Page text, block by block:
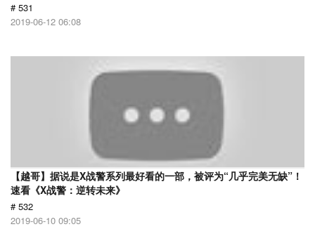
# 531
2019-06-12 06:08
【越哥】据说是X战警系列最好看的一部，被评为“几乎完美无缺”！
速看《X战警：逆转未来》
# 532
2019-06-10 09:05